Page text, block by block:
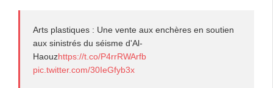
Arts plastiques : Une vente aux enchères en soutien
aux sinistrés du séisme d'Al-
Haouzhttps://t.co/P4rrRWArfb
pic.twitter.com/30IeGfyb3x